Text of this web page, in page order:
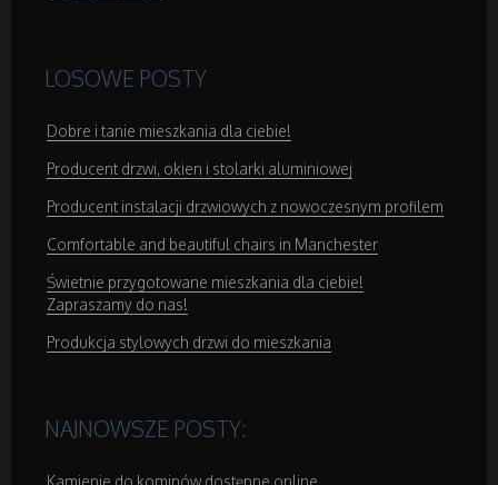
LOSOWE POSTY
Dobre i tanie mieszkania dla ciebie!
Producent drzwi, okien i stolarki aluminiowej
Producent instalacji drzwiowych z nowoczesnym profilem
Comfortable and beautiful chairs in Manchester
Świetnie przygotowane mieszkania dla ciebie!
Zapraszamy do nas!
Produkcja stylowych drzwi do mieszkania
NAJNOWSZE POSTY:
Kamienie do kominów dostępne online